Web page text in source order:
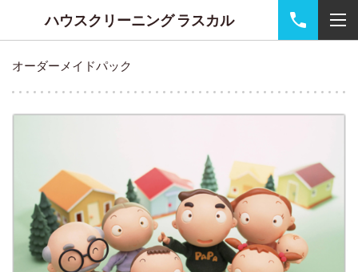
ハウスクリーニング ラスカル
オーダーメイドパック